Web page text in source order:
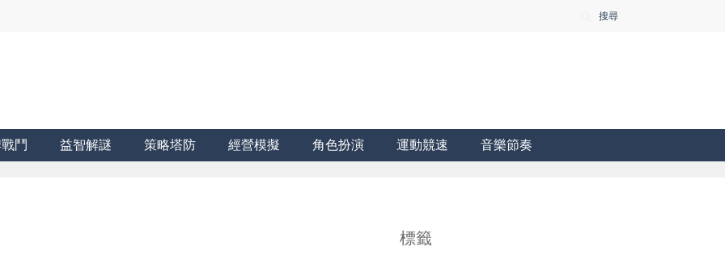
搜尋
鬥 益智解謎 策略塔防 經營模擬 角色扮演 運動競速 音樂節奏
標籤